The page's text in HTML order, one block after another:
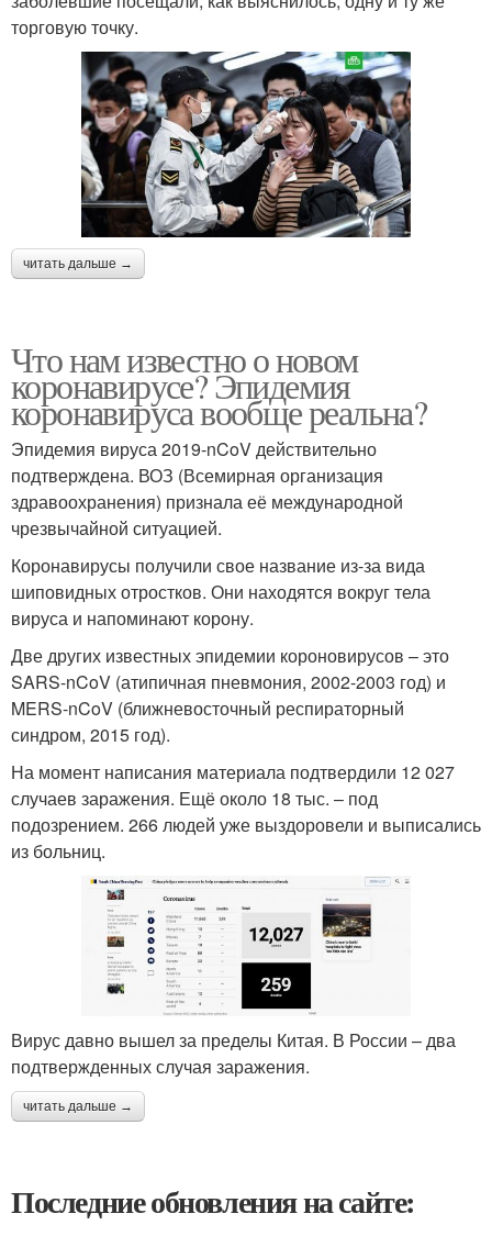
торговую точку.
читать дальше →
Что нам известно о новом
коронавирусе? Эпидемия
коронавируса вообще реальна?
Эпидемия вируса 2019-nCoV действительно
подтверждена. ВОЗ (Всемирная организация
здравоохранения) признала её международной
чрезвычайной ситуацией.
Коронавирусы получили свое название из-за вида
шиповидных отростков. Они находятся вокруг тела
вируса и напоминают корону.
Две других известных эпидемии короновирусов – это
SARS-nCoV (атипичная пневмония, 2002-2003 год) и
MERS-nCoV (ближневосточный респираторный
синдром, 2015 год).
На момент написания материала подтвердили 12 027
случаев заражения. Ещё около 18 тыс. – под
подозрением. 266 людей уже выздоровели и выписались
из больниц.
Вирус давно вышел за пределы Китая. В России – два
подтвержденных случая заражения.
читать дальше →
Последние обновления на сайте: